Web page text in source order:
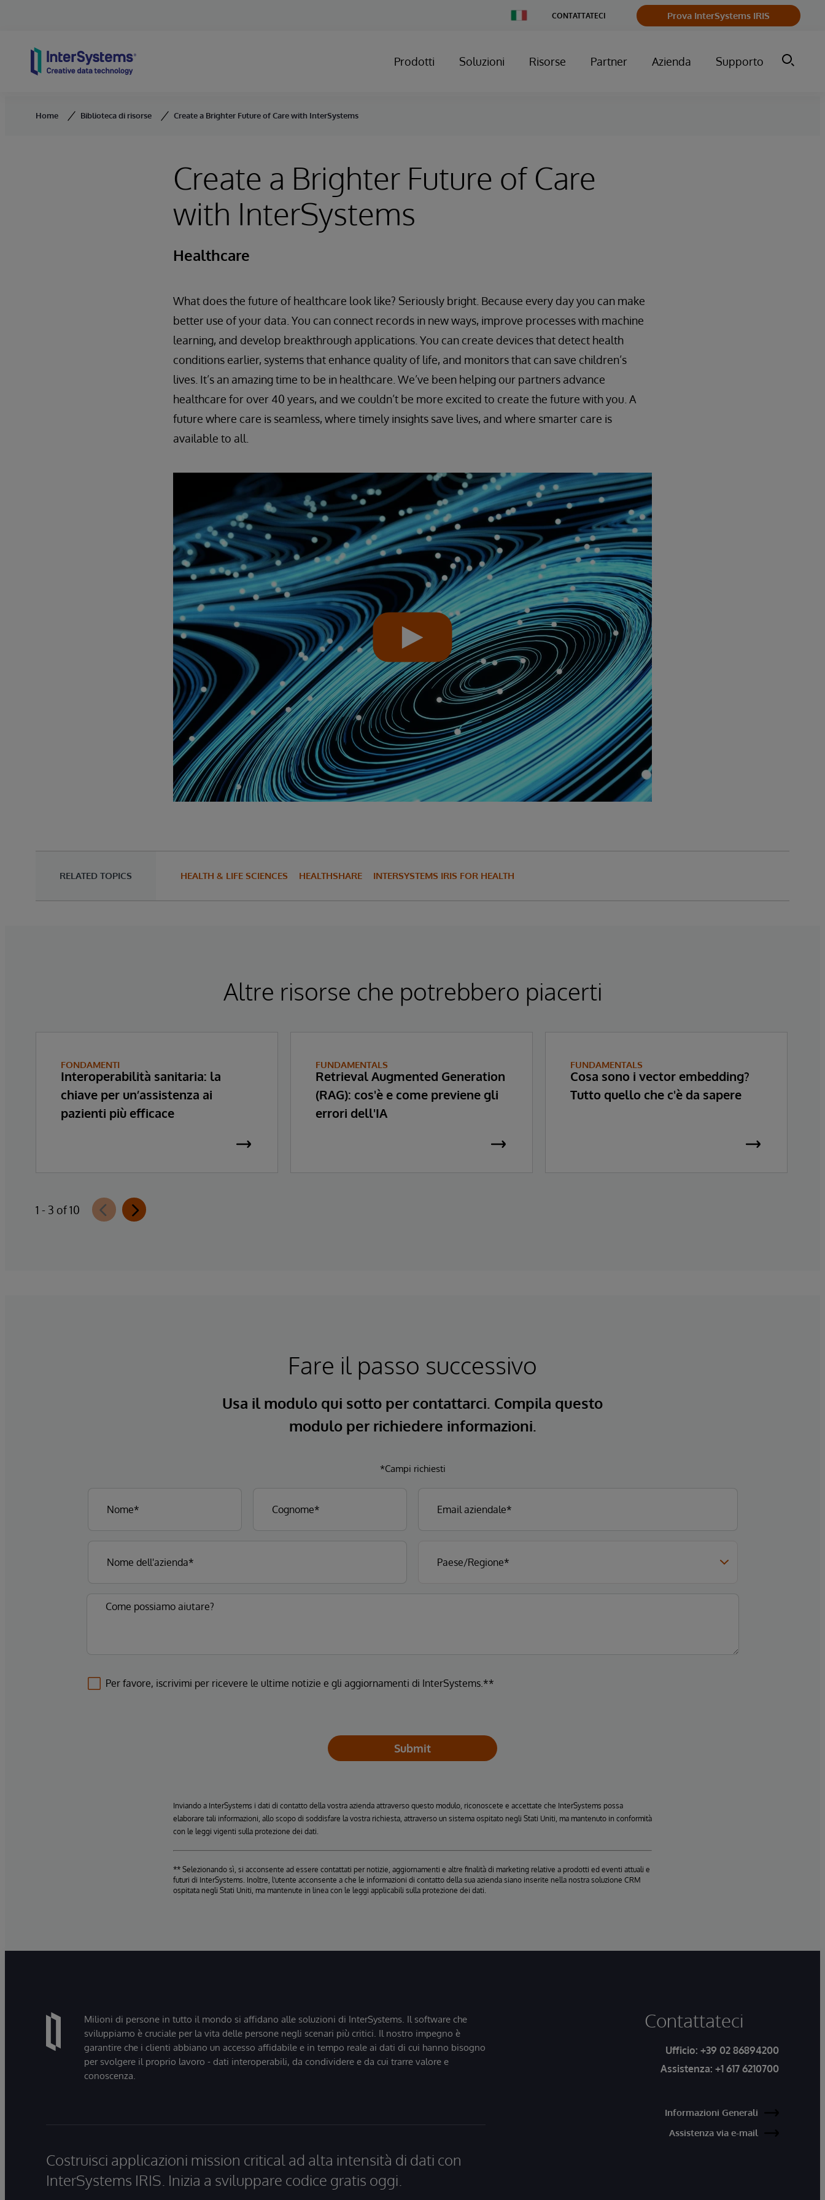
Country
CONTATTATECI Prova InterSystems IRIS
Prodotti Soluzioni Risorse Partner Azienda Supporto
Home Biblioteca di risorse Create a Brighter Future of Care with InterSystems
Create a Brighter Future of Care
with InterSystems
Healthcare
What does the future of healthcare look like? Seriously bright. Because every day you can make
better use of your data. You can connect records in new ways, improve processes with machine
learning, and develop breakthrough applications. You can create devices that detect health
conditions earlier, systems that enhance quality of life, and monitors that can save children’s
lives. It’s an amazing time to be in healthcare. We’ve been helping our partners advance
healthcare for over 40 years, and we couldn’t be more excited to create the future with you. A
future where care is seamless, where timely insights save lives, and where smarter care is
available to all.
RELATED TOPICS HEALTH & LIFE SCIENCES HEALTHSHARE INTERSYSTEMS IRIS FOR HEALTH
Altre risorse che potrebbero piacerti
FONDAMENTI
Interoperabilità sanitaria: la
chiave per un’assistenza ai
pazienti più efficace
FUNDAMENTALS
Retrieval Augmented Generation
(RAG): cos'è e come previene gli
errori dell'IA
FUNDAMENTALS
Cosa sono i vector embedding?
Tutto quello che c'è da sapere
1 - 3 of 10
Fare il passo successivo
Usa il modulo qui sotto per contattarci. Compila questo
modulo per richiedere informazioni.
*Campi richiesti
Per favore, iscrivimi per ricevere le ultime notizie e gli aggiornamenti di InterSystems.**
Submit
Inviando a InterSystems i dati di contatto della vostra azienda attraverso questo modulo, riconoscete e accettate che InterSystems possa
elaborare tali informazioni, allo scopo di soddisfare la vostra richiesta, attraverso un sistema ospitato negli Stati Uniti, ma mantenuto in conformità
con le leggi vigenti sulla protezione dei dati.
** Selezionando sì, si acconsente ad essere contattati per notizie, aggiornamenti e altre finalità di marketing relative a prodotti ed eventi attuali e
futuri di InterSystems. Inoltre, l'utente acconsente a che le informazioni di contatto della sua azienda siano inserite nella nostra soluzione CRM
ospitata negli Stati Uniti, ma mantenute in linea con le leggi applicabili sulla protezione dei dati.
Milioni di persone in tutto il mondo si affidano alle soluzioni di InterSystems. Il software che
sviluppiamo è cruciale per la vita delle persone negli scenari più critici. Il nostro impegno è
garantire che i clienti abbiano un accesso affidabile e in tempo reale ai dati di cui hanno bisogno
per svolgere il proprio lavoro - dati interoperabili, da condividere e da cui trarre valore e
conoscenza.
Costruisci applicazioni mission critical ad alta intensità di dati con
InterSystems IRIS. Inizia a sviluppare codice gratis oggi.
Contattateci
Ufficio: +39 02 86894200
Assistenza: +1 617 6210700
Informazioni Generali
Assistenza via e-mail